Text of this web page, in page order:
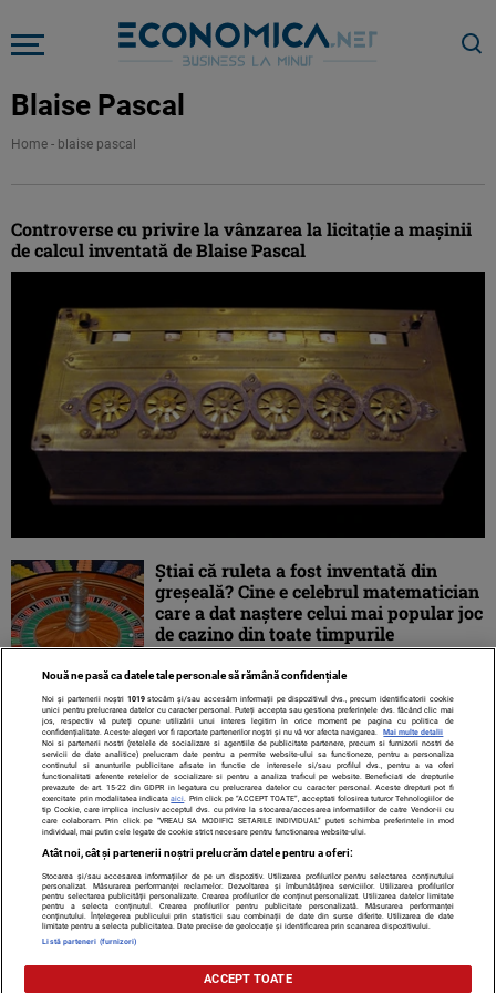
Blaise Pascal
Home - blaise pascal
Controverse cu privire la vânzarea la licitație a maşinii
de calcul inventată de Blaise Pascal
Ştiai că ruleta a fost inventată din
greșeală? Cine e celebrul matematician
care a dat naștere celui mai popular joc
de cazino din toate timpurile
Contact Despre noi Termeni și condiții
Citarea se poate face în limita a 250 de semne. Nici o instituţie sau persoană
(site-uri, instituţii mass-media, firme de monitorizare) nu poate reproduce
Nouă ne pasă ca datele tale personale să rămână confidențiale
Noi și partenerii noștri 1019stocăm și/sau accesăm informații pe dispozitivul dvs., precum identificatorii cookie
unici pentru prelucrarea datelor cu caracter personal. Puteți accepta sau gestiona preferințele dvs. făcând clic mai
jos, respectiv vă puteți opune utilizării unui interes legitim în orice moment pe pagina cu politica de
confidențialitate. Aceste alegeri vor fi raportate partenerilor noștri și nu vă vor afecta navigarea.
Mai multe detalii
Noi si partenerii nostri (retelele de socializare si agentiile de publicitate partenere, precum si furnizorii nostri de
servicii de date analitice) prelucram date pentru a permite website-ului sa functioneze, pentru a personaliza
continutul si anunturile publicitare afisate in functie de interesele si/sau profilul dvs., pentru a va oferi
functionalitati aferente retelelor de socializare si pentru a analiza traficul pe website. Beneficiati de drepturile
prevazute de art. 15-22 din GDPR in legatura cu prelucrarea datelor cu caracter personal. Aceste drepturi pot fi
exercitate prin modalitatea indicataaici . Prin click pe “ACCEPT TOATE”, acceptati folosirea tuturor Tehnologiilor de
tip Cookie, care implica inclusiv acceptul dvs. cu privire la stocarea/accesarea informatiilor de catre Vendor-ii cu
care colaboram. Prin click pe “VREAU SA MODIFIC SETARILE INDIVIDUAL” puteti schimba preferintele in mod
individual, mai putin cele legate de cookie strict necesare pentru functionarea website-ului.
Atât noi, cât și partenerii noștri prelucrăm datele pentru a oferi:
Stocarea și/sau accesarea informațiilor de pe un dispozitiv. Utilizarea profilurilor pentru selectarea conținutului
personalizat. Măsurarea performanței reclamelor. Dezvoltarea și îmbunătățirea serviciilor. Utilizarea profilurilor
pentru selectarea publicității personalizate. Crearea profilurilor de conținut personalizat. Utilizarea datelor limitate
pentru a selecta conținutul. Crearea profilurilor pentru publicitate personalizată. Măsurarea performanței
conținutului. Înțelegerea publicului prin statistici sau combinații de date din surse diferite. Utilizarea de date
limitate pentru a selecta publicitatea. Date precise de geolocație și identificarea prin scanarea dispozitivului.
Listă parteneri (furnizori)
ACCEPT TOATE